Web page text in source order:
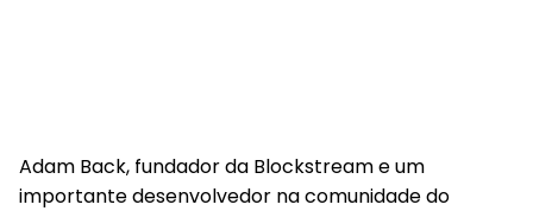
Adam Back, fundador da Blockstream e um
importante desenvolvedor na comunidade do